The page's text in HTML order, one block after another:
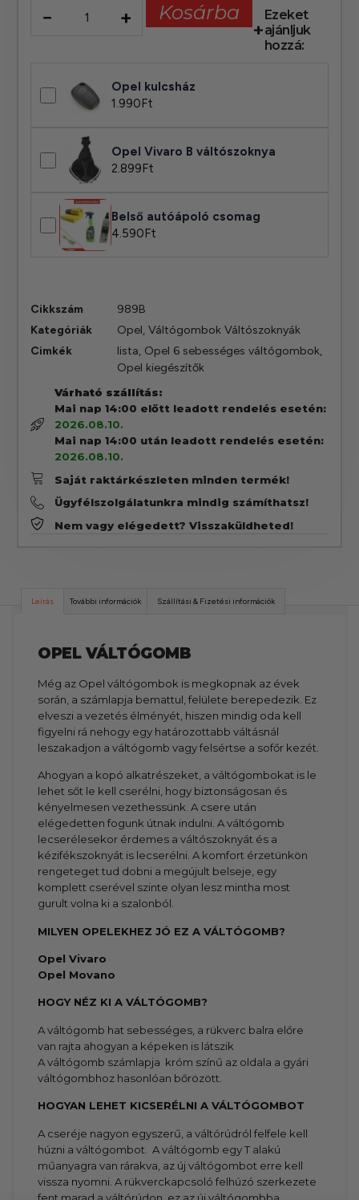
− + Kosárba
Ezeket
ajánljuk
hozzá:
Opel kulcsház
1.990Ft
Opel Vivaro B váltószoknya
2.899Ft
Belső autóápoló csomag
4.590Ft
Cikkszám
989B
Kategóriák
Opel,Váltógombok Váltószoknyák
Cimkék
lista, Opel 6 sebességes váltógombok,
Opel kiegészítők
Várható szállítás:
Mai nap 14:00 előtt leadott rendelés esetén:
2026.08.10.
Mai nap 14:00 után leadott rendelés esetén:
2026.08.10.
Saját raktárkészleten minden termék!
Ügyfélszolgálatunkra mindig számíthatsz!
Nem vagy elégedett? Visszaküldheted!
Leírás További információk Szállítási & Fizetési információk
OPEL VÁLTÓGOMB
Még az Opel váltógombok is megkopnak az évek
során, a számlapja bemattul, felülete berepedezik. Ez
elveszi a vezetés élményét, hiszen mindig oda kell
figyelni rá nehogy egy határozottabb váltásnál
leszakadjon a váltógomb vagy felsértse a sofőr kezét.
Ahogyan a kopó alkatrészeket, a váltógombokat is le
lehet sőt le kell cserélni, hogy biztonságosan és
kényelmesen vezethessünk. A csere után
elégedetten fogunk útnak indulni. A váltógomb
lecserélesekor érdemes a váltószoknyát és a
kézifékszoknyát is lecserélni. A komfort érzetünkön
rengeteget tud dobni a megújult belseje, egy
komplett cserével szinte olyan lesz mintha most
gurult volna ki a szalonból.
MILYEN OPELEKHEZ JÓ EZ A VÁLTÓGOMB?
Opel Vivaro
Opel Movano
HOGY NÉZ KI A VÁLTÓGOMB?
A váltógomb hat sebességes, a rükverc balra előre
van rajta ahogyan a képeken is látszik
A váltógomb számlapja króm színű az oldala a gyári
váltógombhoz hasonlóan bőrözött.
HOGYAN LEHET KICSERÉLNI A VÁLTÓGOMBOT
A cseréje nagyon egyszerű, a váltórúdról felfele kell
húzni a váltógombot. A váltógomb egy T alakú
műanyagra van rárakva, az új váltógombot erre kell
vissza nyomni. A rükverckapcsoló felhúzó szerkezete
fent marad a váltórúdon, ez az új váltógombba